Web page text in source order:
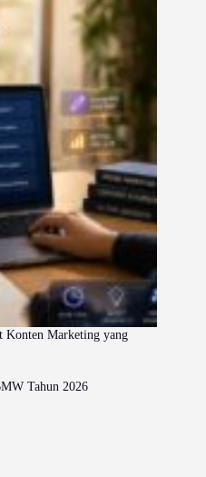
Konten Marketing yang
Tahun 2026